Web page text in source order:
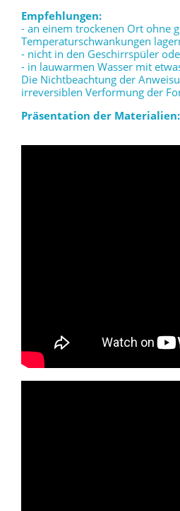
Empfehlungen:
- an einem trockenen Ort ohne
Temperaturschwankungen
- nicht in den Geschirrspüler
- in lauwarmen Wasser mit
Die Nichtbeachtung der
irreversiblen Verformung der
Präsentation der Materialien: